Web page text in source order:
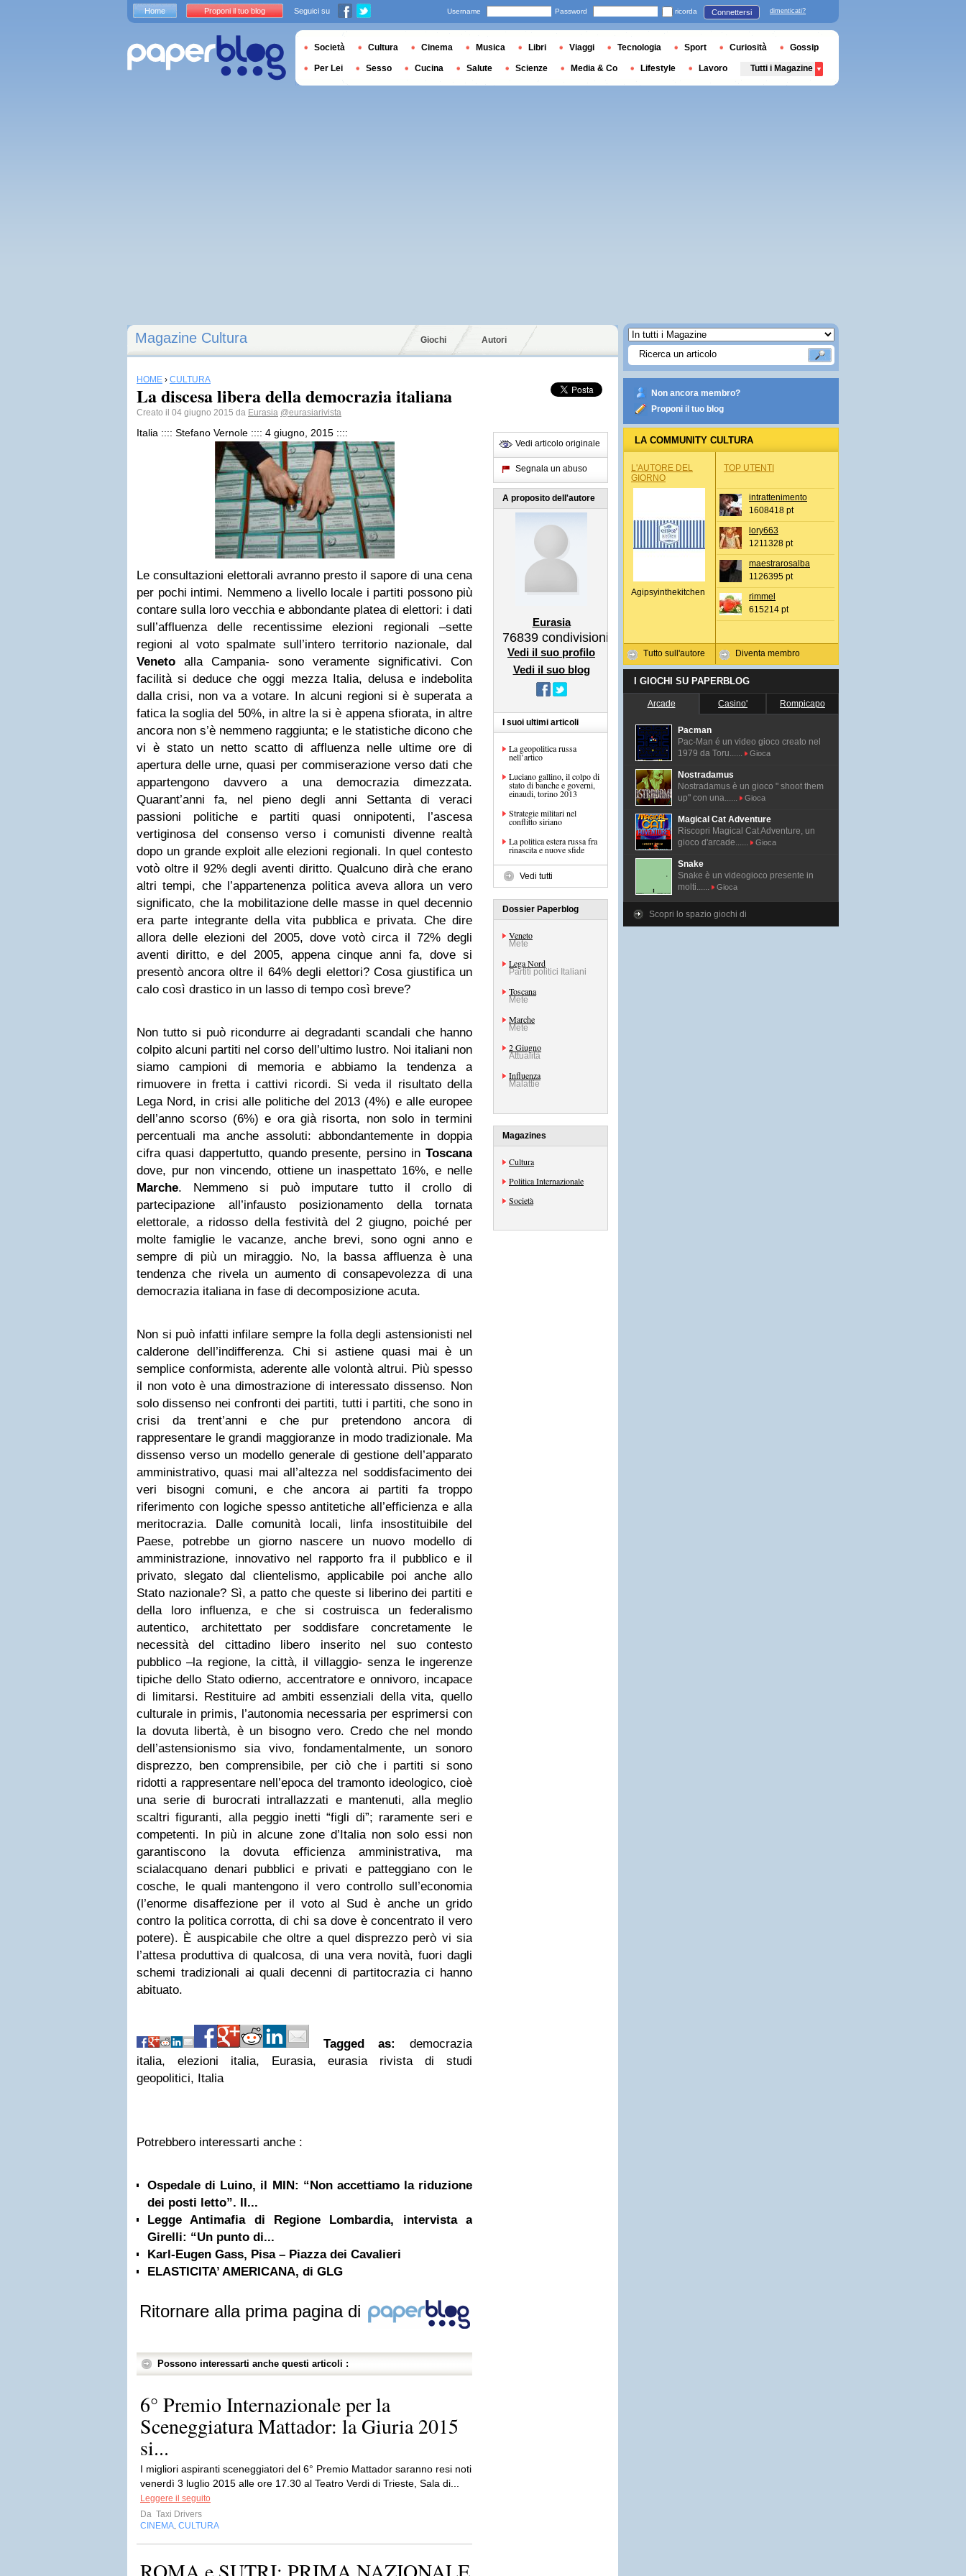
Magazine Cultura Giochi Autori
HOME › CULTURA
La discesa libera della democrazia italiana
Creato il 04 giugno 2015 da Eurasia @eurasiarivista
Italia :::: Stefano Vernole :::: 4 giugno, 2015 ::::
Le consultazioni elettorali avranno presto il sapore di una cena
per pochi intimi. Nemmeno a livello locale i partiti possono più
contare sulla loro vecchia e abbondante platea di elettori: i dati
sull’affluenza delle recentissime elezioni regionali –sette
regioni al voto spalmate sull’intero territorio nazionale, dal
Veneto alla Campania- sono veramente significativi. Con
facilità si deduce che oggi mezza Italia, delusa e indebolita
dalla crisi, non va a votare. In alcuni regioni si è superata a
fatica la soglia del 50%, in altre la si è appena sfiorata, in altre
ancora non s’è nemmeno raggiunta; e le statistiche dicono che
vi è stato un netto scatto di affluenza nelle ultime ore di
apertura delle urne, quasi per commiserazione verso dati che
appartengono davvero a una democrazia dimezzata.
Quarant’anni fa, nel pieno degli anni Settanta di veraci
passioni politiche e partiti quasi onnipotenti, l’ascesa
vertiginosa del consenso verso i comunisti divenne realtà
dopo un grande exploit alle elezioni regionali. In quel contesto
votò oltre il 92% degli aventi diritto. Qualcuno dirà che erano
altri tempi, che l’appartenenza politica aveva allora un vero
significato, che la mobilitazione delle masse in quel decennio
era parte integrante della vita pubblica e privata. Che dire
allora delle elezioni del 2005, dove votò circa il 72% degli
aventi diritto, e del 2005, appena cinque anni fa, dove si
presentò ancora oltre il 64% degli elettori? Cosa giustifica un
calo così drastico in un lasso di tempo così breve?
Non tutto si può ricondurre ai degradanti scandali che hanno
colpito alcuni partiti nel corso dell’ultimo lustro. Noi italiani non
siamo campioni di memoria e abbiamo la tendenza a
rimuovere in fretta i cattivi ricordi. Si veda il risultato della
Lega Nord, in crisi alle politiche del 2013 (4%) e alle europee
dell’anno scorso (6%) e ora già risorta, non solo in termini
percentuali ma anche assoluti: abbondantemente in doppia
cifra quasi dappertutto, quando presente, persino in Toscana
dove, pur non vincendo, ottiene un inaspettato 16%, e nelle
Marche. Nemmeno si può imputare tutto il crollo di
partecipazione all’infausto posizionamento della tornata
elettorale, a ridosso della festività del 2 giugno, poiché per
molte famiglie le vacanze, anche brevi, sono ogni anno e
sempre di più un miraggio. No, la bassa affluenza è una
tendenza che rivela un aumento di consapevolezza di una
democrazia italiana in fase di decomposizione acuta.
Non si può infatti infilare sempre la folla degli astensionisti nel
calderone dell’indifferenza. Chi si astiene quasi mai è un
semplice conformista, aderente alle volontà altrui. Più spesso
il non voto è una dimostrazione di interessato dissenso. Non
solo dissenso nei confronti dei partiti, tutti i partiti, che sono in
crisi da trent’anni e che pur pretendono ancora di
rappresentare le grandi maggioranze in modo tradizionale. Ma
dissenso verso un modello generale di gestione dell’apparato
amministrativo, quasi mai all’altezza nel soddisfacimento dei
veri bisogni comuni, e che ancora ai partiti fa troppo
riferimento con logiche spesso antitetiche all’efficienza e alla
meritocrazia. Dalle comunità locali, linfa insostituibile del
Paese, potrebbe un giorno nascere un nuovo modello di
amministrazione, innovativo nel rapporto fra il pubblico e il
privato, slegato dal clientelismo, applicabile poi anche allo
Stato nazionale? Sì, a patto che queste si liberino dei partiti e
della loro influenza, e che si costruisca un federalismo
autentico, architettato per soddisfare concretamente le
necessità del cittadino libero inserito nel suo contesto
pubblico –la regione, la città, il villaggio- senza le ingerenze
tipiche dello Stato odierno, accentratore e onnivoro, incapace
di limitarsi. Restituire ad ambiti essenziali della vita, quello
culturale in primis, l’autonomia necessaria per esprimersi con
la dovuta libertà, è un bisogno vero. Credo che nel mondo
dell’astensionismo sia vivo, fondamentalmente, un sonoro
disprezzo, ben comprensibile, per ciò che i partiti si sono
ridotti a rappresentare nell’epoca del tramonto ideologico, cioè
una serie di burocrati intrallazzati e mantenuti, alla meglio
scaltri figuranti, alla peggio inetti “figli di”; raramente seri e
competenti. In più in alcune zone d’Italia non solo essi non
garantiscono la dovuta efficienza amministrativa, ma
scialacquano denari pubblici e privati e patteggiano con le
cosche, le quali mantengono il vero controllo sull’economia
(l’enorme disaffezione per il voto al Sud è anche un grido
contro la politica corrotta, di chi sa dove è concentrato il vero
potere). È auspicabile che oltre a quel disprezzo però vi sia
l’attesa produttiva di qualcosa, di una vera novità, fuori dagli
schemi tradizionali ai quali decenni di partitocrazia ci hanno
abituato.
Tagged as:
democrazia
italia, elezioni italia, Eurasia, eurasia rivista di studi
geopolitici, Italia
Potrebbero interessarti anche :
Ospedale di Luino, il MIN: “Non accettiamo la riduzione
dei posti letto”. Il...
Legge Antimafia di Regione Lombardia, intervista a
Girelli: “Un punto di...
Karl-Eugen Gass, Pisa – Piazza dei Cavalieri
ELASTICITA’ AMERICANA, di GLG
Ritornare alla prima pagina di
Possono interessarti anche questi articoli :
6° Premio Internazionale per la
Sceneggiatura Mattador: la Giuria 2015
si...
I migliori aspiranti sceneggiatori del 6° Premio Mattador saranno resi noti
venerdì 3 luglio 2015 alle ore 17.30 al Teatro Verdi di Trieste, Sala di...
Leggere il seguito
Da Taxi Drivers
CINEMA CULTURA
Vedi articolo originale
Segnala un abuso
A proposito dell'autore
Eurasia
76839 condivisioni
Vedi il suo profilo
Vedi il suo blog
I suoi ultimi articoli
La geopolitica russa
nell’artico
Luciano gallino, il colpo di
stato di banche e governi,
einaudi, torino 2013
Strategie militari nel
conflitto siriano
La politica estera russa fra
rinascita e nuove sfide
Vedi tutti
Dossier Paperblog
Veneto
Mete
Lega Nord
Partiti politici Italiani
Toscana
Mete
Marche
Mete
2 Giugno
Attualità
Influenza
Malattie
Magazines
Cultura
Politica Internazionale
Società
Non ancora membro?
Proponi il tuo blog
LA COMMUNITY CULTURA
L'AUTORE DEL
GIORNO
Agipsyinthekitchen
Tutto sull'autore
TOP UTENTI
intrattenimento
1608418 pt
lory663
1211328 pt
maestrarosalba
1126395 pt
rimmel
615214 pt
Diventa membro
I GIOCHI SU PAPERBLOG
Arcade Casino' Rompicapo
Pacman
Pac-Man é un video gioco creato nel
1979 da Toru......
Gioca
Nostradamus
Nostradamus è un gioco " shoot them
up" con una......
Gioca
Magical Cat Adventure
Riscopri Magical Cat Adventure, un
gioco d'arcade......
Gioca
Snake
Snake è un videogioco presente in
molti......
Gioca
Scopri lo spazio giochi di
Home Proponi il tuo blog Seguici su Username Password ricorda Connettersi dimenticati?
Società Cultura Cinema Musica Libri Viaggi Tecnologia Sport Curiosità Gossip
Per Lei Sesso Cucina Salute Scienze Media & Co Lifestyle Lavoro Tutti i Magazine